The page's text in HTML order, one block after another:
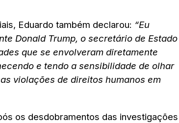
Eduardo também declarou: “Eu
Donald Trump, o secretário de Estado
que se envolveram diretamente
e tendo a sensibilidade de olhar
violações de direitos humanos em
os desdobramentos das investigações